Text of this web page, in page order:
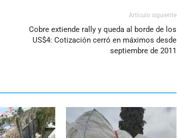
Artículo siguiente
Cobre extiende rally y queda al borde de los
US$4: Cotización cerró en máximos desde
septiembre de 2011